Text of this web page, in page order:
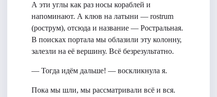
А эти углы как раз носы кораблей и
напоминают. А клюв на латыни — rostrum
(рострум), отсюда и название — Ростральная.
В поисках портала мы облазили эту колонну,
залезли на её вершину. Всё безрезультатно.
— Тогда идём дальше! — воскликнула я.
Пока мы шли, мы рассматривали всё и вся.